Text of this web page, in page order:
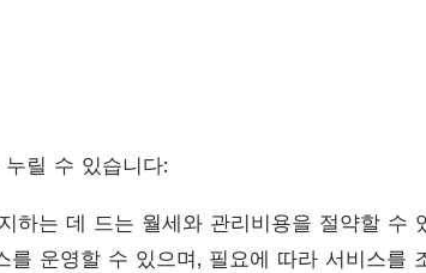
릴 수 있습니다:
하는 데 드는 월세와 관리비용을 절약할 수
를 운영할 수 있으며, 필요에 따라 서비스를